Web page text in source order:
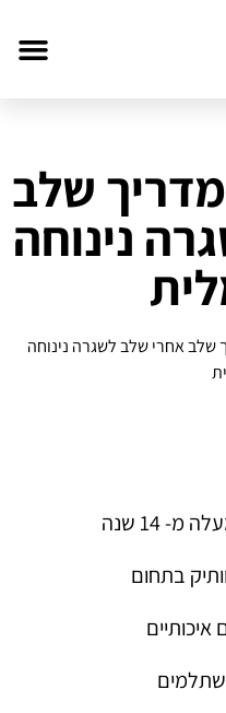
שלב
נינוחה
שלב אחרי שלב לשגרה נינוחה
14 שנה
בתחום
איכותיים